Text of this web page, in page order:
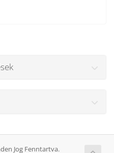
Jog Fenntartva.